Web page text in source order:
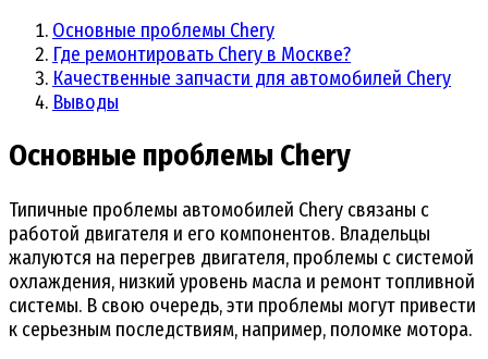
Основные проблемы Chery
Где ремонтировать Chery в Москве?
Качественные запчасти для автомобилей Chery
Выводы
Основные проблемы Chery
Типичные проблемы автомобилей Chery связаны с
работой двигателя и его компонентов. Владельцы
жалуются на перегрев двигателя, проблемы с системой
охлаждения, низкий уровень масла и ремонт топливной
системы. В свою очередь, эти проблемы могут привести
к серьезным последствиям, например, поломке мотора.